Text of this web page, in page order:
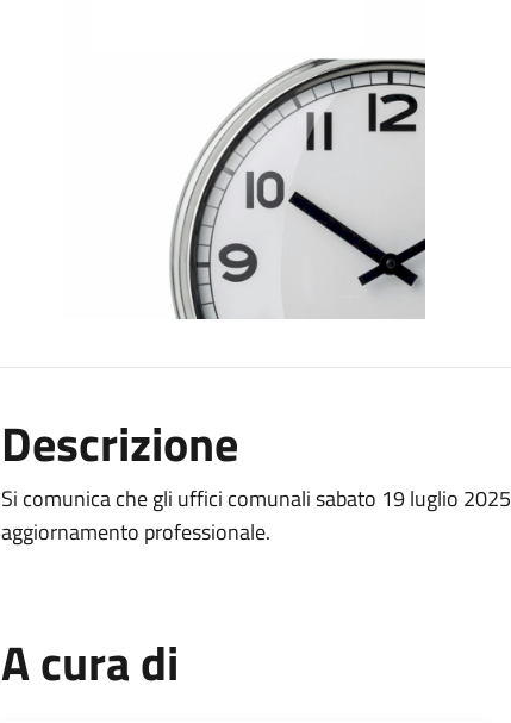
Descrizione
Si comunica che gli uffici comunali sabato 19 luglio
aggiornamento professionale.
A cura di